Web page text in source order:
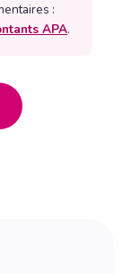
:
APA.